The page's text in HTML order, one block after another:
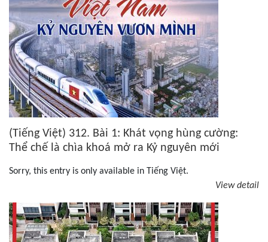
(Tiếng Việt) 312. Bài 1: Khát vọng hùng cường:
Thể chế là chìa khoá mở ra Kỷ nguyên mới
Sorry, this entry is only available in Tiếng Việt.
View detail